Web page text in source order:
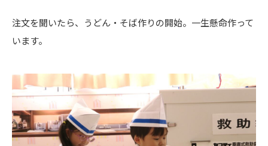
注文を聞いたら、うどん・そば作りの開始。一生懸命作って
います。